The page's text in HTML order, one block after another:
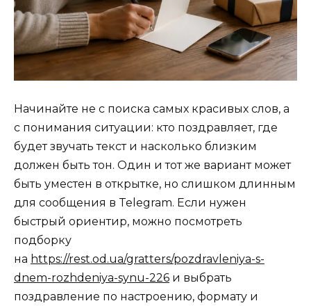
Начинайте не с поиска самых красивых слов, а
с понимания ситуации: кто поздравляет, где
будет звучать текст и насколько близким
должен быть тон. Один и тот же вариант может
быть уместен в открытке, но слишком длинным
для сообщения в Telegram. Если нужен
быстрый ориентир, можно посмотреть
подборку
на https://rest.od.ua/gratters/pozdravleniya-s-
dnem-rozhdeniya-synu-226 и выбрать
поздравление по настроению, формату и